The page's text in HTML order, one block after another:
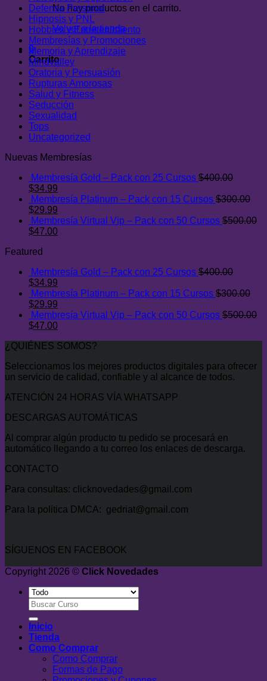
No hay productos en el carrito.
Volver a la tienda
0
Carrito
Defensa Personal
Hipnosis y PNL
Hobbies y Entretenimiento
Membresías y Promociones
Memoria y Aprendizaje
Mindvalley
Oratoria y Persuasión
Rupturas Amorosas
Salud y Fitness
Seducción
Sexualidad
Tops
Uncategorized
Nuevas Membresías
Membresía Gold – Pack con 25 Cursos $400.00
El
precio
original
era:
$400.00.
$34.99
precio
es:
$34.99.
Membresía Platinum – Pack con 15 Cursos $300.00
El
precio
original
$300.00.
$29.99
precio
actual
Membresía Virtual Vip – Pack con 50 Cursos $500.00
El
original
$500.00.
$47.00El
$47.00.
Featured
Membresía Gold – Pack con 25 Cursos $400.00
El
precio
original
era:
$400.00.
$34.99
precio
es:
$34.99.
Membresía Platinum – Pack con 15 Cursos $300.00
El
precio
original
$300.00.
$29.99
precio
actual
$29.99.
Membresía Virtual Vip – Pack con 50 Cursos $500.00
El
original
$500.00.
$47.00El
actual
$47.00.
¿QUIÉNES SOMOS?
Seleccionamos los mejores productos digitales para ofrecer
un servicio de calidad, confiable y al alcance de todos.
ATENCIÓN 24 HORAS VÍA WHATSAPP
DESCARGAS AUTOMÁTICAS
Al comprar algún producto tu pedido se procesará en
automático llegando a tu correo los enlaces de descarga.
CONTACTO
Para consultas: clicknovedades@gmail.com
Para la politica DMCA: gedriat@gmail.com
SÍGUENOS EN FACEBOOK
Copyright 2026 © Click Novedades
Buscar
por:
Inicio
Tienda
Como Comprar
Como Comprar
Formas de Pago